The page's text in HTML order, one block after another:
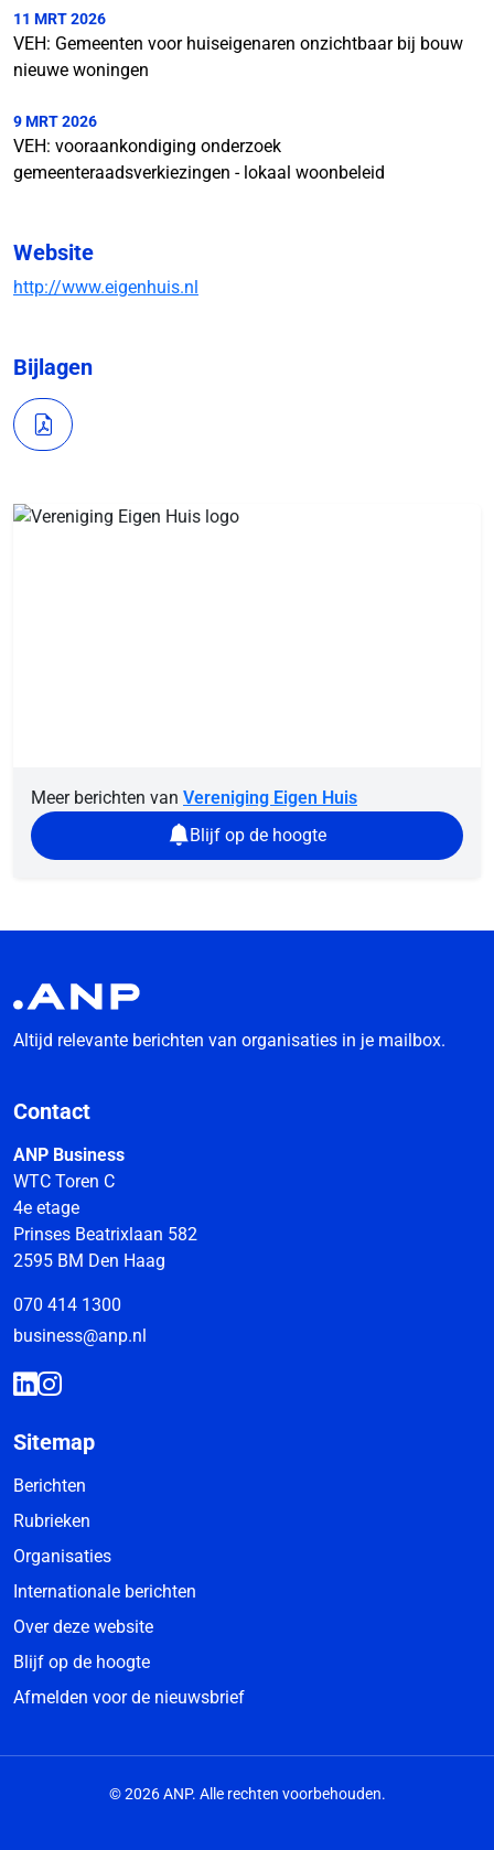
11 MRT 2026
VEH: Gemeenten voor huiseigenaren onzichtbaar bij bouw
nieuwe woningen
9 MRT 2026
VEH: vooraankondiging onderzoek
gemeenteraadsverkiezingen - lokaal woonbeleid
Website
http://www.eigenhuis.nl
Bijlagen
Meer berichten van Vereniging Eigen Huis
Blijf op de hoogte
Altijd relevante berichten van organisaties in je mailbox.
Contact
ANP Business
WTC Toren C
4e etage
Prinses Beatrixlaan 582
2595 BM Den Haag
070 414 1300
business@anp.nl
Sitemap
Berichten
Rubrieken
Organisaties
Internationale berichten
Over deze website
Blijf op de hoogte
Afmelden voor de nieuwsbrief
© 2026 ANP. Alle rechten voorbehouden.